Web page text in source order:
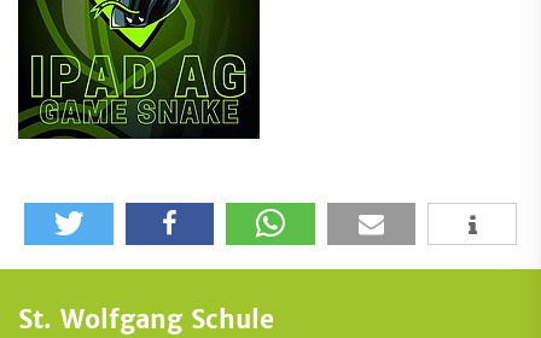
St. Wolfgang Schule